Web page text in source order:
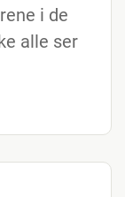
i de
alle ser